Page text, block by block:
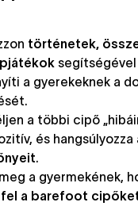
történetek,
segítségével
a gyerekeknek a
a többi cipő
és hangsúlyozza
.
a gyermekének,
a barefoot